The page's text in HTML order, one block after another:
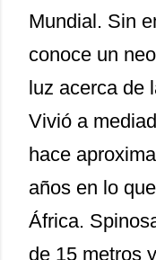
Mundial. Sin
conoce un
luz acerca de
Vivió a
hace
años en lo
África.
de 15 metros